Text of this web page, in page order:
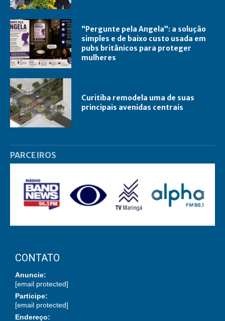
“Pergunte pela Angela”: a solução
simples e de baixo custo usada em
pubs britânicos para proteger
mulheres
Curitiba remodela uma de suas
principais avenidas centrais
PARCEIROS
CONTATO
Anuncie:
[email protected]
Participe:
[email protected]
Endereço: